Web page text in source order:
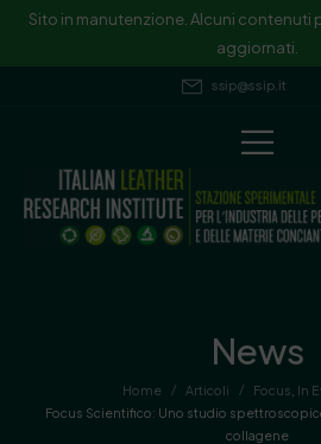
Sito in manutenzione. Alcuni contenuti
aggiornati.
ssip@ssip.it
News
Home / Articoli / Focus In
Focus Scientifico: Uno studio
collagene